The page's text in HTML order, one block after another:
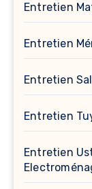
Entretien
Entretien
Entretien
Entretien
Entretien